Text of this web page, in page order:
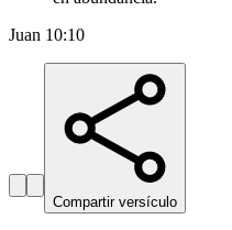
Juan 10:10
Compartir versículo